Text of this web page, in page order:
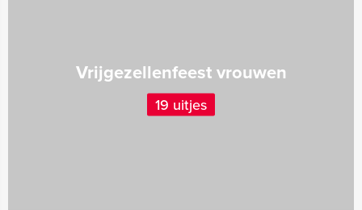
Vrijgezellenfeest vrouwen
19 uitjes